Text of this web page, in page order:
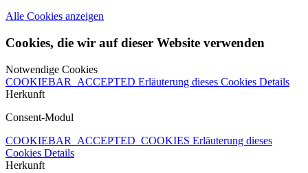
Alle Cookies anzeigen
Cookies, die wir auf dieser Website verwenden
Notwendige Cookies
COOKIEBAR_ACCEPTED Erläuterung dieses Cookies Details
Herkunft
Consent-Modul
COOKIEBAR_ACCEPTED_COOKIES Erläuterung dieses
Cookies Details
Herkunft